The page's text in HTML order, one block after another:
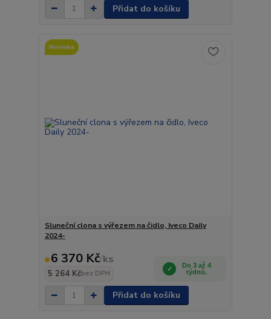
Přidat do košíku
Novinka
Sluneční clona s výřezem na čidlo, Iveco Daily
2024-
6 370 Kč/ks
5 264 Kčbez DPH
Do 3 až 4
týdnů.
Přidat do košíku